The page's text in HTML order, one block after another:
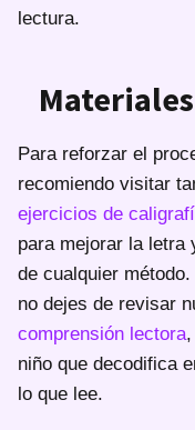
lectura.
Para reforzar el
recomiendo visitar
ejercicios de
para mejorar la letra
de cualquier
no dejes de revisar
comprensión lectora
niño que decodifica
lo que lee.